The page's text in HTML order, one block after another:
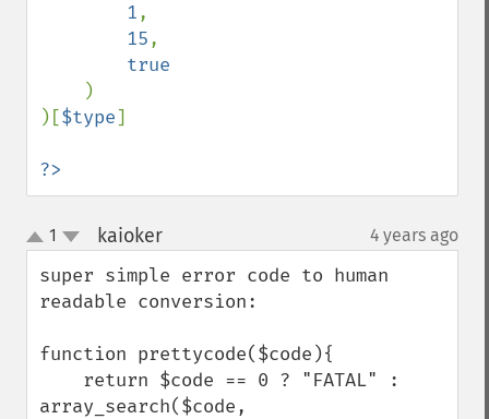
1,
15,
true
)
)[$type]
?>
up
down
1 kaioker¶ 4 years ago
super simple error code to human
readable conversion:
function prettycode($code){
array_search($code,